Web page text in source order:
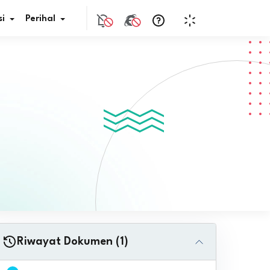
JDIH
Perihal
Riwayat Dokumen (1)